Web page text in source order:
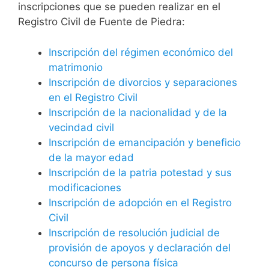
inscripciones que se pueden realizar en el
Registro Civil de Fuente de Piedra:
Inscripción del régimen económico del
matrimonio
Inscripción de divorcios y separaciones
en el Registro Civil
Inscripción de la nacionalidad y de la
vecindad civil
Inscripción de emancipación y beneficio
de la mayor edad
Inscripción de la patria potestad y sus
modificaciones
Inscripción de adopción en el Registro
Civil
Inscripción de resolución judicial de
provisión de apoyos y declaración del
concurso de persona física